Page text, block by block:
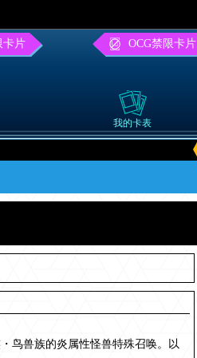
卡片 OCG禁限卡片
我的卡表
鸟兽族的炎属性怪兽特殊召唤。以